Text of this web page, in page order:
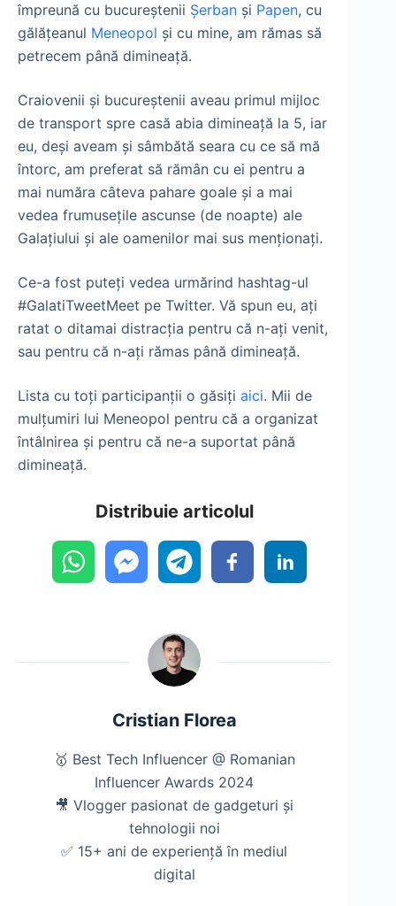
împreună cu bucureştenii Şerban şi Papen, cu
gălăţeanul Meneopol şi cu mine, am rămas să
petrecem până dimineaţă.
Craiovenii şi bucureştenii aveau primul mijloc
de transport spre casă abia dimineaţă la 5, iar
eu, deşi aveam şi sâmbătă seara cu ce să mă
întorc, am preferat să rămân cu ei pentru a
mai număra câteva pahare goale şi a mai
vedea frumuseţile ascunse (de noapte) ale
Galaţiului şi ale oamenilor mai sus menţionaţi.
Ce-a fost puteţi vedea urmărind hashtag-ul
#GalatiTweetMeet pe Twitter. Vă spun eu, aţi
ratat o ditamai distracţia pentru că n-aţi venit,
sau pentru că n-aţi rămas până dimineaţă.
Lista cu toţi participanţii o găsiţi aici. Mii de
mulţumiri lui Meneopol pentru că a organizat
întâlnirea şi pentru că ne-a suportat până
dimineaţă.
Distribuie articolul
Cristian Florea
🥇 Best Tech Influencer @ Romanian
Influencer Awards 2024
🎥 Vlogger pasionat de gadgeturi și
tehnologii noi
✅ 15+ ani de experiență în mediul
digital